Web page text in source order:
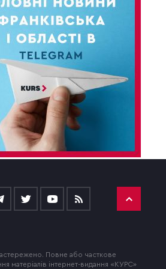
Повне або часткове
матеріалів інтернет-видання «КУРС»